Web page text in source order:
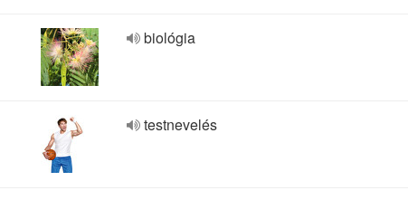
biológia
testnevelés